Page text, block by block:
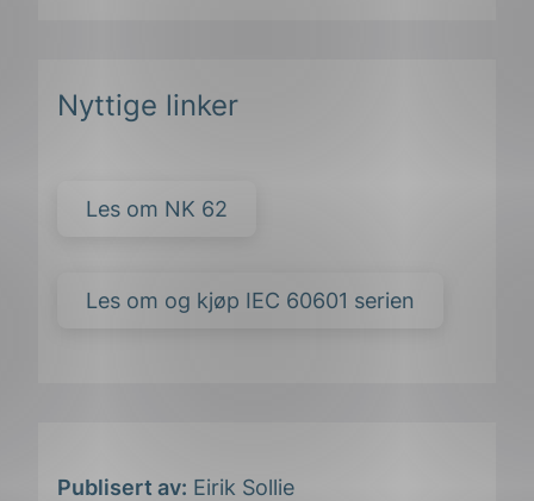
Nyttige linker
Les om NK 62
Les om og kjøp IEC 60601 serien
Publisert av: Eirik Sollie